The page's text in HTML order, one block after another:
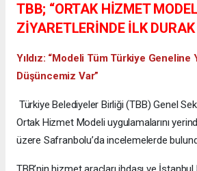
TBB; “ORTAK HİZMET
ZİYARETLERİNDE İLK
Yıldız: “Modeli Tüm Türkiye Geneline
Düşüncemiz Var”
Türkiye Belediyeler Birliği (TBB) Genel
Ortak Hizmet Modeli uygulamalarını
üzere Safranbolu’da incelemelerde